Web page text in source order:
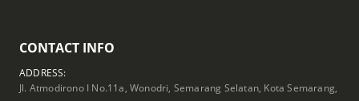
CONTACT INFO
ADDRESS:
Jl. Atmodirono I No.11a, Wonodri, Semarang Selatan, Kota Semarang,